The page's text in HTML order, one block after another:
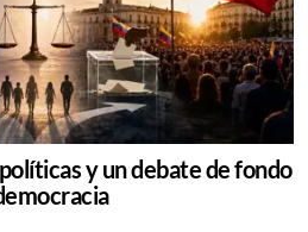
y un debate de fondo